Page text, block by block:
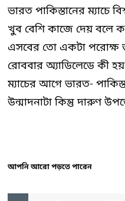
ভারত পাকিস্তানের ম্যাচে
খুব বেশি কাজে দেয় বলে
এসবের তো একটা পরোক্ষ
রোববার অ্যাডিলেডে কী
ম্যাচের আগে ভারত-
উন্মাদনাটা কিন্তু দারুণ
আপনি আরো পড়তে পারেন